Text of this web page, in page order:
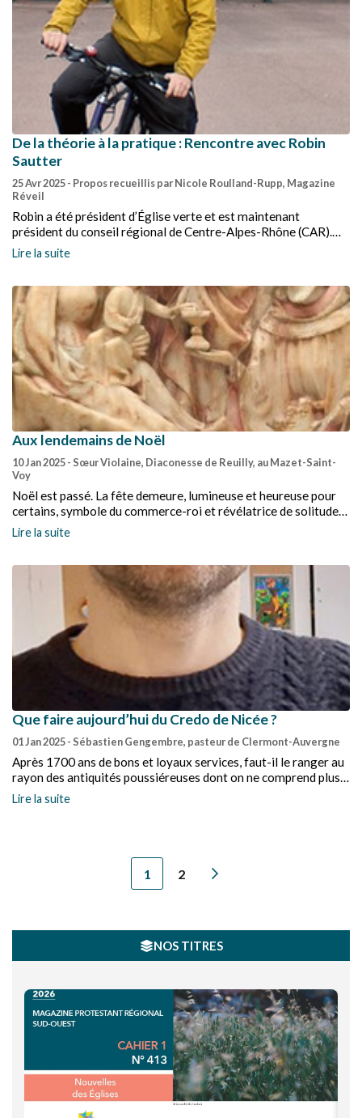
De la théorie à la pratique : Rencontre avec Robin
Sautter
25 Avr 2025- Propos recueillis par Nicole Roulland-Rupp, Magazine
Réveil
Robin a été président d’Église verte et est maintenant
président du conseil régional de Centre-Alpes-Rhône (CAR).
Nous l’avons rencontré pour l’interroger sur la façon dont
notre Église peut passer de la parole aux actes et sur les outils
Lire la suite
Aux lendemains de Noël
10 Jan 2025- Sœur Violaine, Diaconesse de Reuilly, au Mazet-Saint-
Voy
Noël est passé. La fête demeure, lumineuse et heureuse pour
certains, symbole du commerce-roi et révélatrice de solitude
pour d’autres. Ne reste, hélas, pour beaucoup, qu’une image
surannée et un peu mièvre d’un enfant couché dans une crèche,
Lire la suite
Que faire aujourd’hui du Credo de Nicée ?
01 Jan 2025- Sébastien Gengembre, pasteur de Clermont-Auvergne
Après 1700 ans de bons et loyaux services, faut-il le ranger au
rayon des antiquités poussiéreuses dont on ne comprend plus
bien l’usage, mais dont la vénérable ancienneté a quelque chose
de rassurant et invite au respect ?
Lire la suite
1 2
NOS TITRES